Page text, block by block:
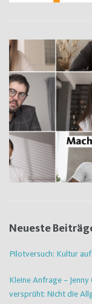
Neueste
Pilotversuch: Kultur auf
Kleine Anfrage –
versprüht: Nicht die